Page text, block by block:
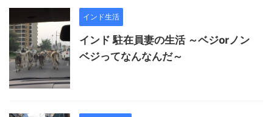
インド生活
インド 駐在員妻の生活 ～ベジorノン
ベジってなんなんだ～